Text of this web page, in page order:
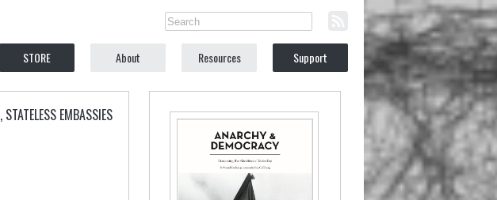
STORE About Resources Support
, STATELESS EMBASSIES